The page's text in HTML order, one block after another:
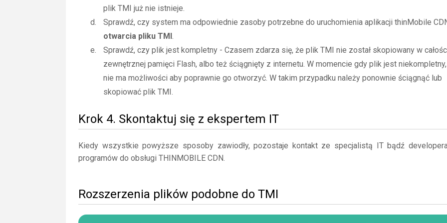
plik TMI już nie istnieje.
Sprawdź, czy system ma odpowiednie zasoby potrzebne do uruchomienia aplikacji thinMobile
otwarcia pliku TMI.
Sprawdź, czy plik jest kompletny - Czasem zdarza się, że plik TMI nie został skopiowany w
zewnętrznej pamięci Flash, albo też ściągnięty z internetu. W momencie gdy plik jest niekompletny,
nie ma możliwości aby poprawnie go otworzyć. W takim przypadku należy ponownie ściągnąć lub
skopiować plik TMI.
Krok 4. Skontaktuj się z ekspertem IT
Kiedy wszystkie powyższe sposoby zawiodły, pozostaje kontakt ze specjalistą IT bądź
programów do obsługi THINMOBILE CDN.
Rozszerzenia plików podobne do TMI